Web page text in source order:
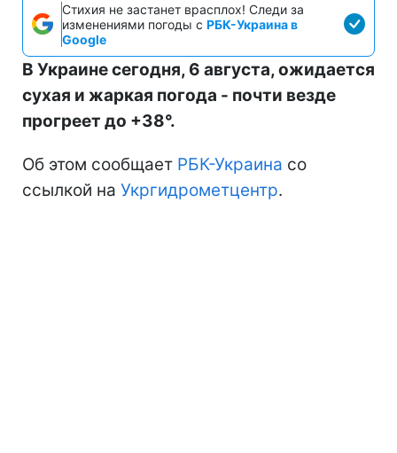
Стихия не застанет врасплох! Следи за
изменениями погоды с РБК-Украина в
Google
В Украине сегодня, 6 августа, ожидается
сухая и жаркая погода - почти везде
прогреет до +38°.
Об этом сообщает РБК-Украина со
ссылкой на Укргидрометцентр.